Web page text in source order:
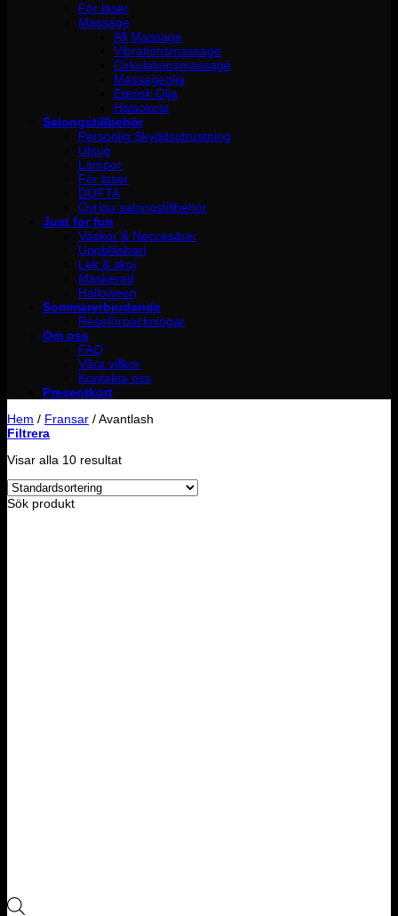
För laser
Massage
All Massage
Vibrationsmassage
Cirkulationsmassage
Massageolja
Eterisk Olja
Hälsokost
Salongstillbehör
Personlig Skyddsutrustning
Utsug
Lampor
För laser
DOFTA
Övriga salongstillbehör
Just for fun
Väskor & Neccesärer
Uppblåsbart
Lek & skoj
Maskerad
Halloween
Sommarerbjudande
Reseförpackningar
Om oss
FAQ
Våra villkor
Kontakta oss
Presentkort
Hem / Fransar /Avantlash
Filtrera
Visar alla 10 resultat
Sök produkt